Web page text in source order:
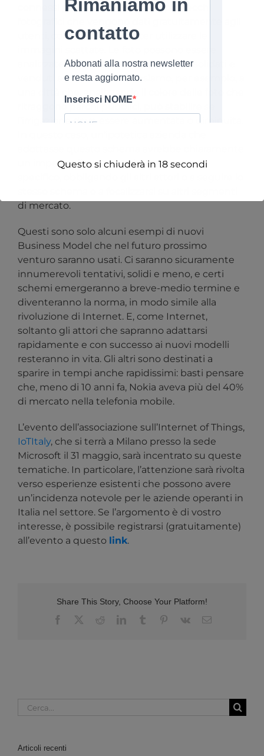
connessi può essere quello di apparecchi
utenti, con l’accordo di poter utilizzare le
analizzate e i dati possono essere consolidati e
venduti ad altri clienti. Pensiamo, per esempio, a
ritraggono parchi pubblici, può stabilire se
l’irrigazione deve essere aumentata o diminuita.
un impatto dirompente in quel mercato
di mercato.
Questi sono solo alcuni esempi di nuovi
Business Model che nel futuro prossimo
venturo saranno usati. Ci saranno sicuramente
innumerevoli tentativi, solidi e meno, e certi
schemi emergeranno a breve-medio termine e
diventeranno la norma, in modo simile alla
rivoluzione di Internet. E, come Internet,
soltanto gli attori che sapranno adattarsi
rapidamente e con successo ai nuovi modelli
resteranno in vita. Gli altri sono destinati a
sparire in tempi anche rapidissimi: basti pensare
che, meno di 10 anni fa, Nokia aveva più del 40%
di mercato nella telefonia mobile.
L’evento dell’associazione sull’Internet of Things,
IoTItaly, che si terrà a Milano presso la sede
Microsoft il 31 maggio, sarà incentrato su queste
tematiche. In particolare, l’attenzione sarà rivolta
verso esperienze esistenti che possono avere
un’incidenza notevole per le aziende operanti in
Italia nel settore. Se l’argomento è di vostro
interesse, è possibile registrarsi (gratuitamente)
all’evento a questo link.
Share This Story, Choose Your Platform!
Facebook
RedditLinkedInTumblr Pinterest
Vk Email
Cerca
Articoli recenti
Questo si chiuderà in 18secondi